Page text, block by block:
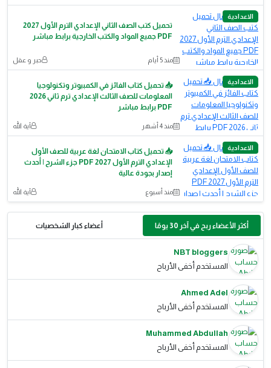
الاعدادية
تحميل كتب الصف الثاني الإعدادي الترم الأول 2027
PDF جميع المواد والكتب الخارجية برابط مباشر
منذ 5 أيام حبر و عقل
الاعدادية
📥 تحميل كتاب الفائز في الكمبيوتر وتكنولوجيا
المعلومات للصف الثالث الإعدادي ترم ثاني 2026
PDF برابط مباشر
منذ 4 أشهر آية الله
الاعدادية
📥 تحميل كتاب الامتحان لغة عربية للصف الأول
الإعدادي الترم الأول 2027 PDF جزء الشرح | أحدث
إصدار بجودة عالية
منذ أسبوع آية الله
أكثر الأعضاء ربح في آخر 30 يومًا أعضاء كبار الشخصيات
NBT bloggers
المستخدم أخفى الأرباح
Ahmed Adel
المستخدم أخفى الأرباح
Muhammed Abdullah
المستخدم أخفى الأرباح